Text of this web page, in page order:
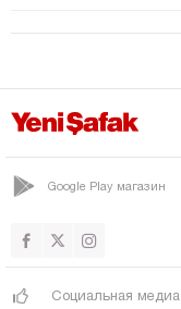
ЧИГЛИ
ФОЧА
ГЮЗЕЛЬБАХЧЕ
КАРАБУРУН
КАРШИЯКА
Google Play магазин
Социальная медиа